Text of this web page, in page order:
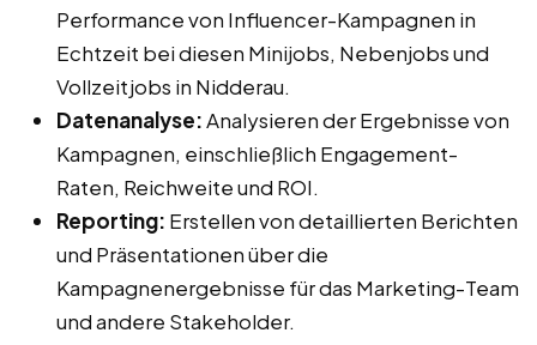
Performance von Influencer-Kampagnen in
Echtzeit bei diesen Minijobs, Nebenjobs und
Vollzeitjobs in Nidderau.
Datenanalyse:Analysieren der Ergebnisse von
Kampagnen, einschließlich Engagement-
Raten, Reichweite und ROI.
Reporting: Erstellen von detaillierten Berichten
und Präsentationen über die
Kampagnenergebnisse für das Marketing-Team
und andere Stakeholder.